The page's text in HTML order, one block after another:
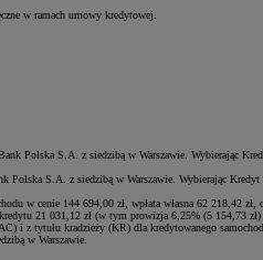
w ramach umowy kredytowej.
Polska S.A. z siedzibą w Warszawie. Wybierając
S.A. z siedzibą w Warszawie. Wybierając
w cenie 144 694,00 zł, wpłata własna 62
21 031,12 zł (w tym prowizja 6,25% (5 154,73
i z tytułu kradzieży (KR) dla kredytowanego
w Warszawie.